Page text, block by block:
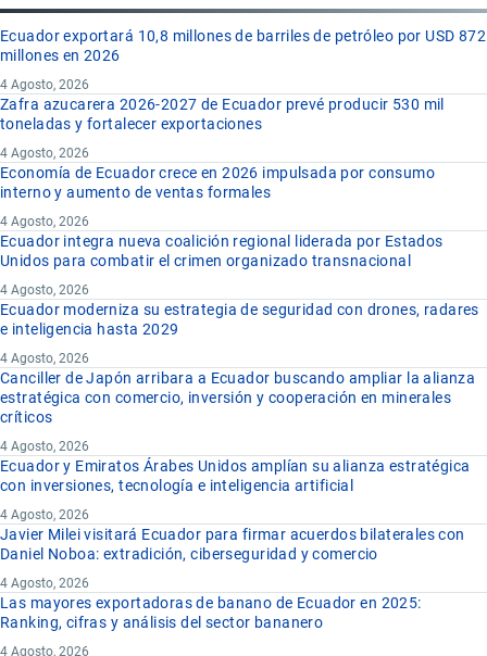
Ecuador exportará 10,8 millones de barriles de petróleo por USD 872
millones en 2026
4 Agosto, 2026
Zafra azucarera 2026-2027 de Ecuador prevé producir 530 mil
toneladas y fortalecer exportaciones
4 Agosto, 2026
Economía de Ecuador crece en 2026 impulsada por consumo
interno y aumento de ventas formales
4 Agosto, 2026
Ecuador integra nueva coalición regional liderada por Estados
Unidos para combatir el crimen organizado transnacional
4 Agosto, 2026
Ecuador moderniza su estrategia de seguridad con drones, radares
e inteligencia hasta 2029
4 Agosto, 2026
Canciller de Japón arribara a Ecuador buscando ampliar la alianza
estratégica con comercio, inversión y cooperación en minerales
críticos
4 Agosto, 2026
Ecuador y Emiratos Árabes Unidos amplían su alianza estratégica
con inversiones, tecnología e inteligencia artificial
4 Agosto, 2026
Javier Milei visitará Ecuador para firmar acuerdos bilaterales con
Daniel Noboa: extradición, ciberseguridad y comercio
4 Agosto, 2026
Las mayores exportadoras de banano de Ecuador en 2025:
Ranking, cifras y análisis del sector bananero
4 Agosto, 2026